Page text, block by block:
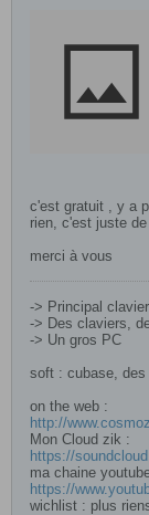
c'est gratuit , y a
rien, c'est juste
merci à vous
-> Principal
-> Des claviers,
-> Un gros PC
soft : cubase, des
on the web :
http://
Mon Cloud zik :
https://
ma chaine
https://
wichlist : plus